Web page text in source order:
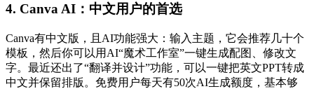
4. Canva AI ：中文用户的首选
Canva有中文版，且AI功能强大：输入主题，它会推荐几十个
模板，然后你可以用AI“魔术工作室”一键生成配图、修改文
字。最近还出了“翻译并设计”功能，可以一键把英文PPT转成
中文并保留排版。免费用户每天有50次AI生成额度，基本够